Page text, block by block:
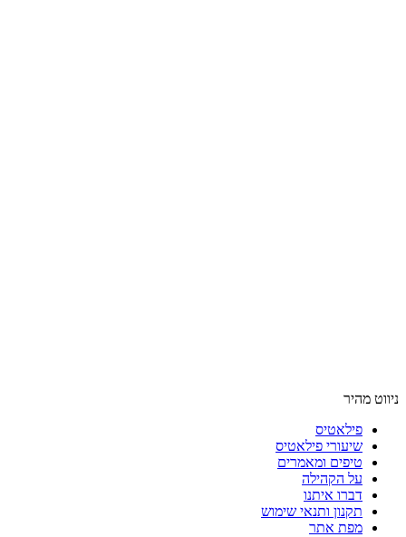
ניווט מהיר
פילאטיס
שיעורי פילאטיס
טיפים ומאמרים
על הקהילה
דברו איתנו
תקנון ותנאי שימוש
מפת אתר